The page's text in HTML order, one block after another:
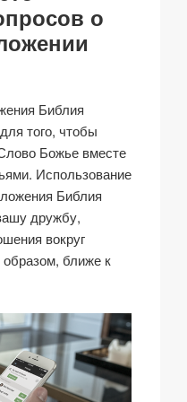
о
Библия
того, чтобы
Божье вместе
Использование
Библия
дружбу,
вокруг
ближе к